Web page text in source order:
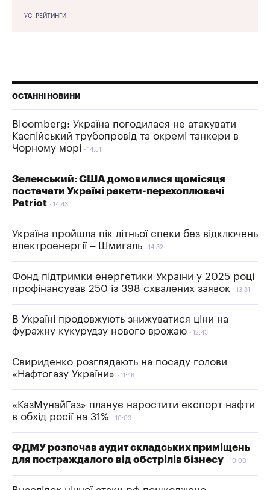
УСІ РЕЙТИНГИ
ОСТАННІ НОВИНИ
Bloomberg: Україна погодилася не атакувати
Каспійський трубопровід та окремі танкери в
Чорному морі
14:51
Зеленський: США домовилися щомісяця
постачати Україні ракети-перехоплювачі
Patriot
14:43
Україна пройшла пік літньої спеки без відключень
електроенергії – Шмигаль
14:32
Фонд підтримки енергетики України у 2025 році
профінансував 250 із 398 схвалених заявок
13:31
В Україні продовжують знижуватися ціни на
фуражну кукурудзу нового врожаю
12:43
Свириденко розглядають на посаду голови
«Нафтогазу України»
11:46
«КазМунайГаз» планує наростити експорт нафти
в обхід росії на 31%
10:03
ФДМУ розпочав аудит складських приміщень
для постраждалого від обстрілів бізнесу
10:00